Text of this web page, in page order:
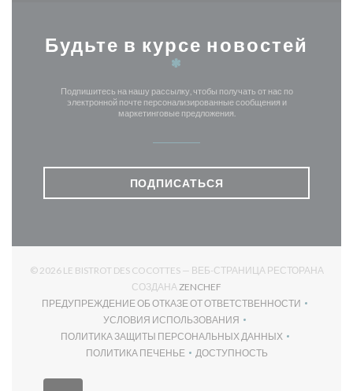
Будьте в курсе новостей
*
Подпишитесь на нашу рассылку, чтобы получать от нас по
электронной почте персонализированные сообщения и
маркетинговые предложения.
ПОДПИСАТЬСЯ
© 2026 LE BISTROT DES COCOTTES — ВЕБ-СТРАНИЦА РЕСТОРАНА
СОЗДАНАZENCHEF
ПРЕДУПРЕЖДЕНИЕ ОБ ОТКАЗЕ ОТ ОТВЕТСТВЕННОСТИ
((ОТКРЫВАЕТСЯ В НОВОМ ОКНЕ))
УСЛОВИЯ ИСПОЛЬЗОВАНИЯ
((ОТКРЫВАЕТСЯ В НОВОМ ОКНЕ))
ПОЛИТИКА ЗАЩИТЫ ПЕРСОНАЛЬНЫХ ДАННЫХ
((ОТКРЫВАЕТСЯ В НОВОМ ОКНЕ))
ПОЛИТИКА ПЕЧЕНЬЕ
((ОТКРЫВАЕТСЯ В НОВОМ ОКНЕ))
ДОСТУПНОСТЬ
((ОТКРЫВАЕТСЯ В